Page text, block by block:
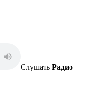
Слушать Радио